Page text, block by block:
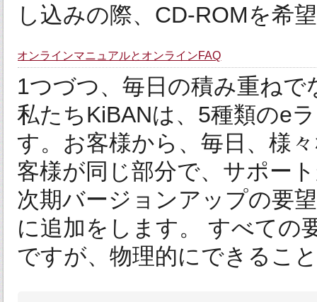
し込みの際、CD-ROMを希
オンラインマニュアルとオンラインFAQ
1つづつ、毎日の積み重ね
私たちKiBANは、5種類のe
す。お客様から、毎日、様
客様が同じ部分で、サポー
次期バージョンアップの要
に追加をします。 すべての
ですが、物理的にできるこ